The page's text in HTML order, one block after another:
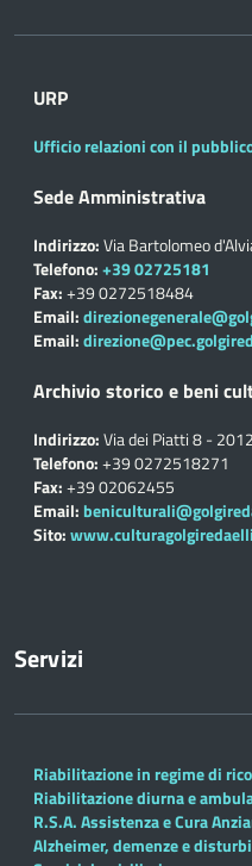
URP
Ufficio relazioni con il
Sede Amministrativa
Indirizzo:Via Bartolomeo
Telefono:+39 02725181
Fax:+39 0272518484
Email:
Email:
Archivio storico e beni
Indirizzo:Via dei Piatti 8 -
Telefono:+39 0272518271
Fax:+39 02062455
Email:
Sito:
Servizi
Riabilitazione in regime di
Riabilitazione diurna e
R.S.A. Assistenza e Cura
Alzheimer, demenze e